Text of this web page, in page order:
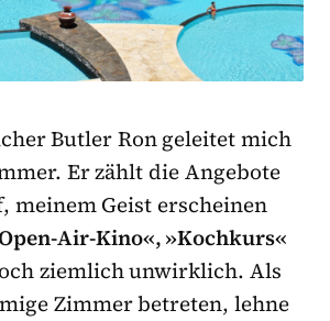
Butler Ron geleitet mich
Er zählt die Angebote
meinem Geist erscheinen
Air-Kino«, »Kochkurs«
ziemlich unwirklich. Als
Zimmer betreten, lehne